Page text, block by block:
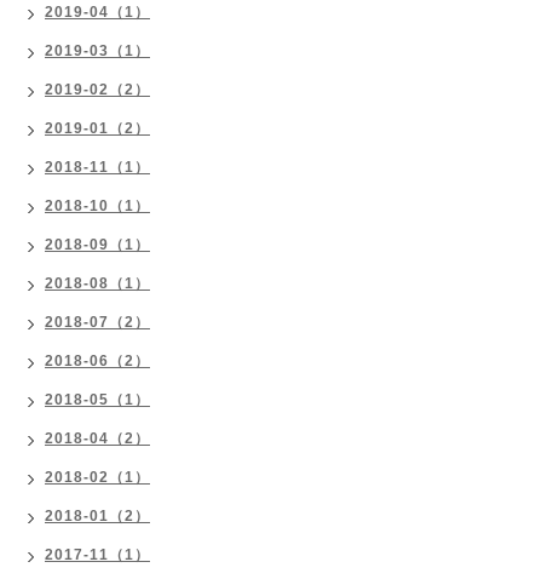
2019-04（1）
2019-03（1）
2019-02（2）
2019-01（2）
2018-11（1）
2018-10（1）
2018-09（1）
2018-08（1）
2018-07（2）
2018-06（2）
2018-05（1）
2018-04（2）
2018-02（1）
2018-01（2）
2017-11（1）